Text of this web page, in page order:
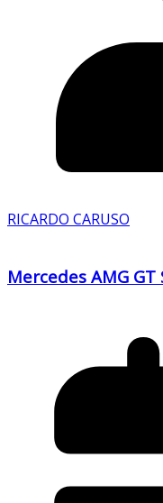
RICARDO CARUSO
Mercedes AMG